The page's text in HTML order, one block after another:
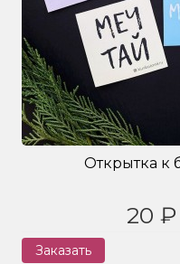
Открытка к
20 ₽
Заказать